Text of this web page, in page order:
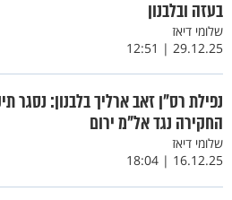
בעזה ובלבנון
שלומי דיאז
29.12.25 | 12:51
נפילת רס"ן זאב ארליך בלבנון: נסגר
החקירה נגד אל"מ ירום
שלומי דיאז
16.12.25 | 18:04